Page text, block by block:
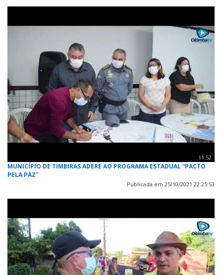
11:52
MUNICÍPIO DE TIMBIRAS ADERE AO PROGRAMA ESTADUAL “PACTO
PELA PAZ”
Publicada em 25/10/2021 22:25:53